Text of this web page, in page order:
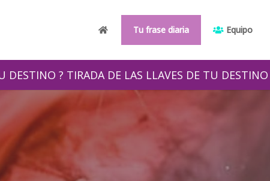
Tu frase diaria Equipo
DESTINO ? TIRADA DE LAS LLAVES DE TU DESTINO